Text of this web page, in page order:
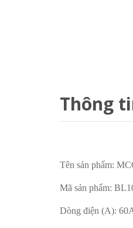
Thông
Tên sản phẩm:
Mã sản phẩm:
Dòng điện (A):